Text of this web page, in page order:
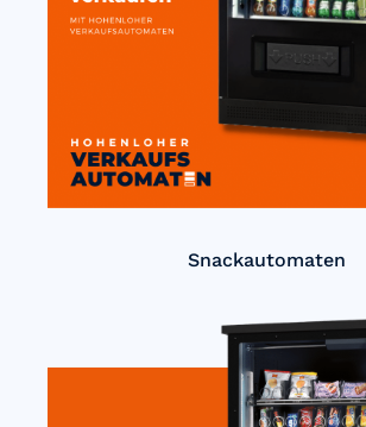
Snackautomaten